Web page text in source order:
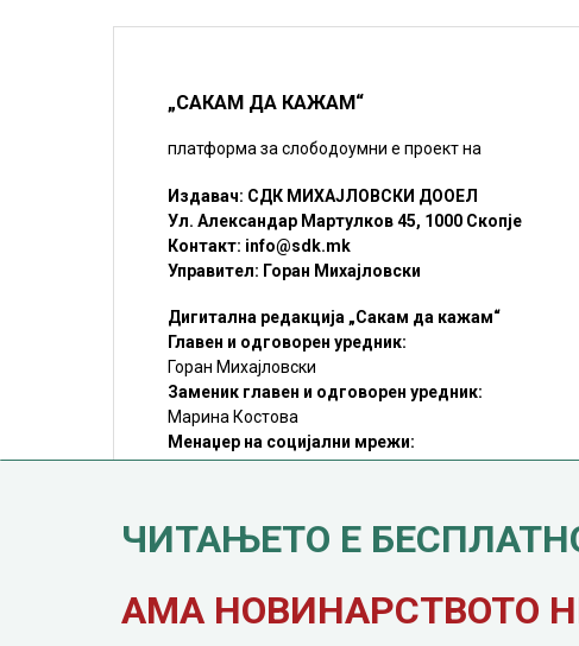
„САКАМ ДА КАЖАМ“
платформа за слободоумни е проект на
Издавач: СДК МИХАЈЛОВСКИ ДООЕЛ
Ул. Александар Мартулков 45, 1000 Скопје
Контакт: info@sdk.mk
Управител: Горан Михајловски
Дигитална редакција „Сакам да кажам“
Главен и одговорен уредник:
Горан Михајловски
Заменик главен и одговорен уредник:
Марина Костова
Менаџер на социјални мрежи:
Мирослав Илиоски
©SDK.MK Крадењето авторски текстови е казниво со закон.
Преземањето на авторски содржини (текстови) од оваа
ЧИТАЊЕТО Е
АМА НОВИНАРСТВОТО